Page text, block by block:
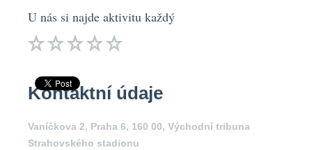
U nás si najde aktivitu každý
Kontaktní údaje
Vaníčkova 2, Praha 6, 160 00, Východní tribuna
Strahovského stadionu